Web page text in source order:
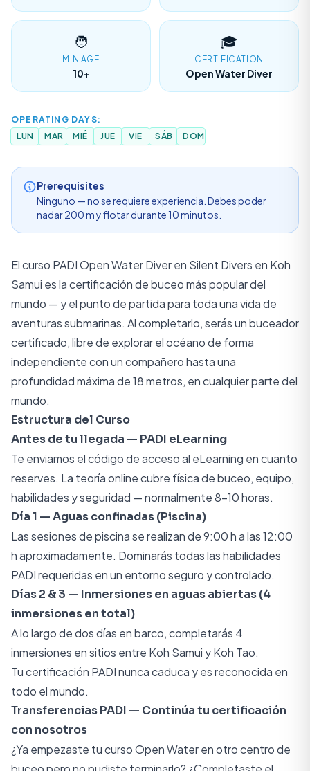
🧑
MIN AGE
10+
🎓
CERTIFICATION
Open Water Diver
OPERATING DAYS:
LUN
MAR MIÉ JUE VIE SÁB DOM
Prerequisites
Ninguno — no se requiere experiencia. Debes poder
nadar 200 m y flotar durante 10 minutos.
El curso PADI Open Water Diver en Silent Divers en Koh
Samui es la certificación de buceo más popular del
mundo — y el punto de partida para toda una vida de
aventuras submarinas. Al completarlo, serás un buceador
certificado, libre de explorar el océano de forma
independiente con un compañero hasta una
profundidad máxima de 18 metros, en cualquier parte del
mundo.
Estructura del Curso
Antes de tu llegada — PADI eLearning
Te enviamos el código de acceso al eLearning en cuanto
reserves. La teoría online cubre física de buceo, equipo,
habilidades y seguridad — normalmente 8-10 horas.
Día 1 — Aguas confinadas (Piscina)
Las sesiones de piscina se realizan de 9:00 h a las 12:00
h aproximadamente. Dominarás todas las habilidades
PADI requeridas en un entorno seguro y controlado.
Días 2 & 3 — Inmersiones en aguas abiertas (4
inmersiones en total)
A lo largo de dos días en barco, completarás 4
inmersiones en sitios entre Koh Samui y Koh Tao.
Tu certificación PADI nunca caduca y es reconocida en
todo el mundo.
Transferencias PADI — Continúa tu certificación
con nosotros
¿Ya empezaste tu curso Open Water en otro centro de
WhatsApp
English
Deutsch Français Español